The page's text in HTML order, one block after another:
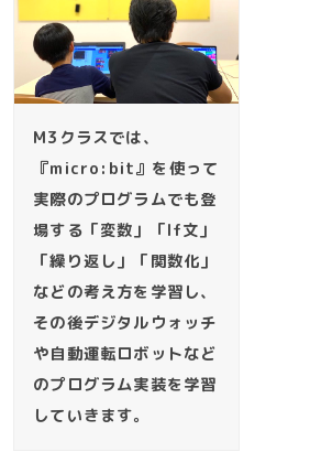
M3クラスでは、
『micro:bit』を使って
実際のプログラムでも登
場する「変数」「If文」
「繰り返し」「関数化」
などの考え方を学習し、
その後デジタルウォッチ
や自動運転ロボットなど
のプログラム実装を学習
していきます。